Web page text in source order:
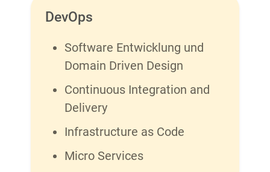
DevOps
Software Entwicklung und
Domain Driven Design
Continuous Integration and
Delivery
Infrastructure as Code
Micro Services